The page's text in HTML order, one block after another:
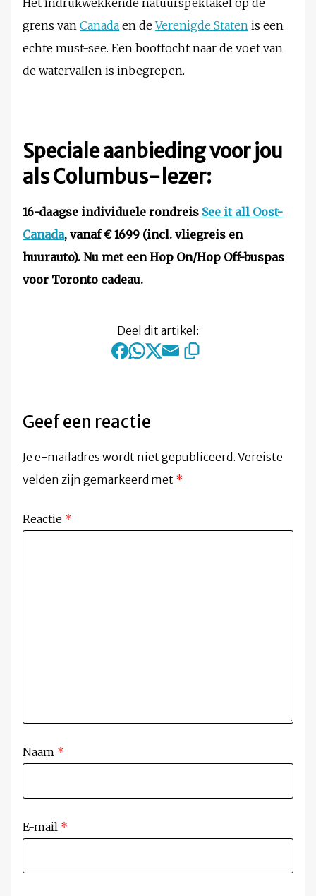
grens van Canada en deVerenigde Staten is een
echte must-see. Een boottocht naar de voet van
de watervallen is inbegrepen.
Speciale aanbieding voor jou
als Columbus-lezer:
16-daagse individuele rondreis See it all Oost-
Canada, vanaf € 1699 (incl. vliegreis en
huurauto). Nu met een Hop On/Hop Off-buspas
voor Toronto cadeau.
Deel dit artikel:
Geef een reactie
Je e-mailadres wordt niet gepubliceerd. Vereiste
velden zijn gemarkeerd met *
Reactie *
Naam *
E-mail *